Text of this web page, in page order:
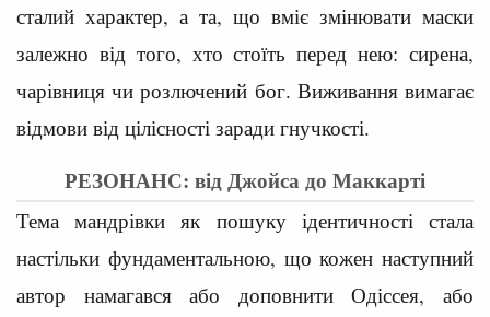
сталий характер, а та, що вміє змінювати маски
залежно від того, хто стоїть перед нею: сирена,
чарівниця чи розлючений бог. Виживання вимагає
відмови від цілісності заради гнучкості.
РЕЗОНАНС: від Джойса до Маккарті
Тема мандрівки як пошуку ідентичності стала
настільки фундаментальною, що кожен наступний
автор намагався або доповнити Одіссея, або